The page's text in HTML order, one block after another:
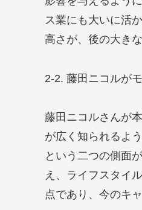
ス業にも大いに活
高さが、後の大き
2-2. 藤田ニコルが
藤田ニコルさんが
が広く知られるよ
という二つの側面
え、ライフスタイ
点であり、今のキ